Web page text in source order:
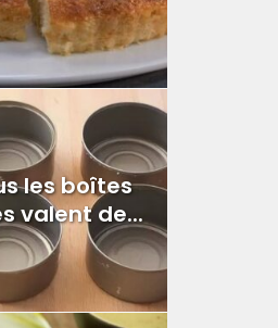
les boîtes
valent de...